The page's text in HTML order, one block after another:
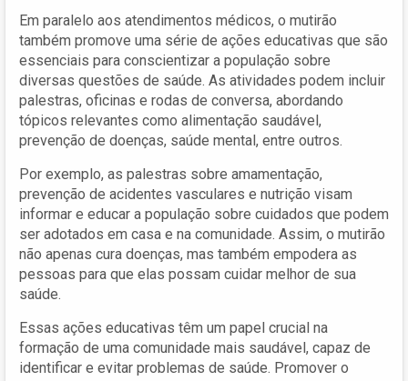
Em paralelo aos atendimentos médicos, o mutirão
também promove uma série de ações educativas que são
essenciais para conscientizar a população sobre
diversas questões de saúde. As atividades podem incluir
palestras, oficinas e rodas de conversa, abordando
tópicos relevantes como alimentação saudável,
prevenção de doenças, saúde mental, entre outros.
Por exemplo, as palestras sobre amamentação,
prevenção de acidentes vasculares e nutrição visam
informar e educar a população sobre cuidados que podem
ser adotados em casa e na comunidade. Assim, o mutirão
não apenas cura doenças, mas também empodera as
pessoas para que elas possam cuidar melhor de sua
saúde.
Essas ações educativas têm um papel crucial na
formação de uma comunidade mais saudável, capaz de
identificar e evitar problemas de saúde. Promover o